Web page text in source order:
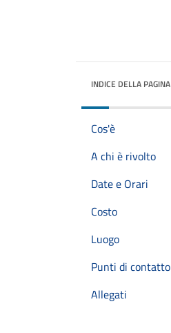
INDICE DELLA PAGINA
Cos'è
A chi è rivolto
Date e Orari
Costo
Luogo
Punti di contatto
Allegati